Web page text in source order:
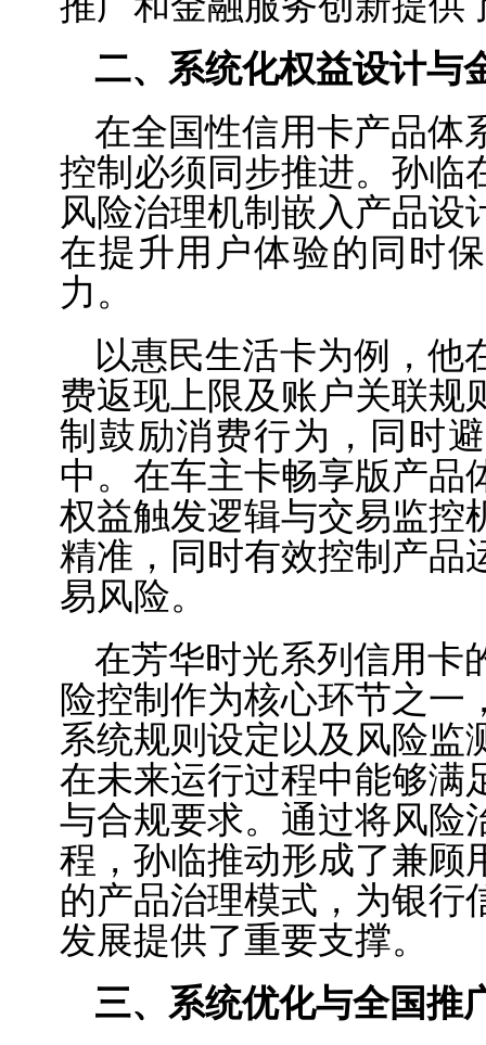
二、系统化权益设计与
在全国性信用卡产品体
控制必须同步推进。孙临
风险治理机制嵌入产品设
在提升用户体验的同时
力。
以惠民生活卡为例，他
费返现上限及账户关联规
制鼓励消费行为，同时
中。在车主卡畅享版产品
权益触发逻辑与交易监控
精准，同时有效控制产品
易风险。
在芳华时光系列信用卡
险控制作为核心环节之一
系统规则设定以及风险监
在未来运行过程中能够满
与合规要求。通过将风险
程，孙临推动形成了兼顾
的产品治理模式，为银行
发展提供了重要支撑。
三、系统优化与全国推